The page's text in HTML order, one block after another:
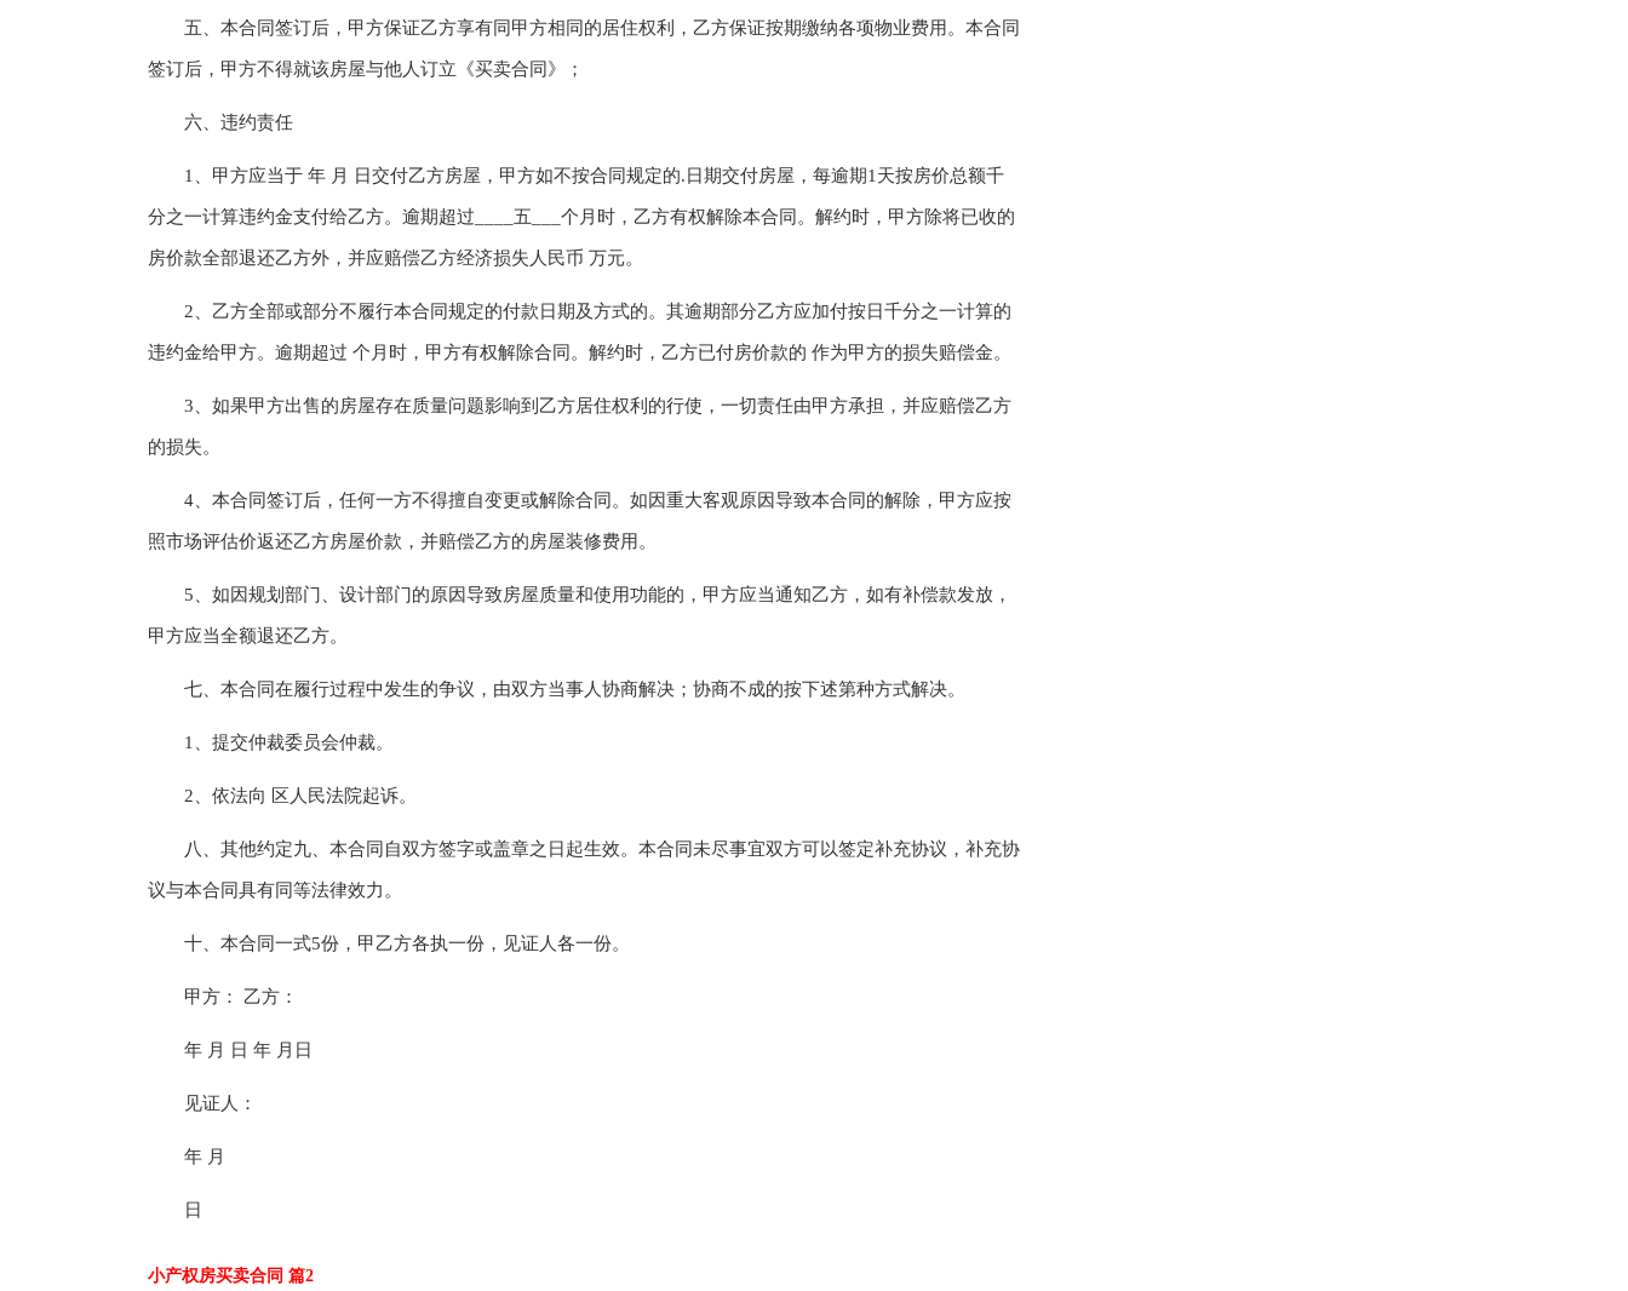
五、本合同签订后，甲方保证乙方享有同甲方相同的居住权利，乙方保证按期缴纳各项物业费用。本合同
签订后，甲方不得就该房屋与他人订立《买卖合同》；
六、违约责任
1、甲方应当于 年 月 日交付乙方房屋，甲方如不按合同规定的.日期交付房屋，每逾期1天按房价总额千
分之一计算违约金支付给乙方。逾期超过____五___个月时，乙方有权解除本合同。解约时，甲方除将已收的
房价款全部退还乙方外，并应赔偿乙方经济损失人民币 万元。
2、乙方全部或部分不履行本合同规定的付款日期及方式的。其逾期部分乙方应加付按日千分之一计算的
违约金给甲方。逾期超过 个月时，甲方有权解除合同。解约时，乙方已付房价款的 作为甲方的损失赔偿金。
3、如果甲方出售的房屋存在质量问题影响到乙方居住权利的行使，一切责任由甲方承担，并应赔偿乙方
的损失。
4、本合同签订后，任何一方不得擅自变更或解除合同。如因重大客观原因导致本合同的解除，甲方应按
照市场评估价返还乙方房屋价款，并赔偿乙方的房屋装修费用。
5、如因规划部门、设计部门的原因导致房屋质量和使用功能的，甲方应当通知乙方，如有补偿款发放，
甲方应当全额退还乙方。
七、本合同在履行过程中发生的争议，由双方当事人协商解决；协商不成的按下述第种方式解决。
1、提交仲裁委员会仲裁。
2、依法向 区人民法院起诉。
八、其他约定九、本合同自双方签字或盖章之日起生效。本合同未尽事宜双方可以签定补充协议，补充协
议与本合同具有同等法律效力。
十、本合同一式5份，甲乙方各执一份，见证人各一份。
甲方： 乙方：
年 月 日 年 月日
见证人：
年 月
日
小产权房买卖合同 篇2